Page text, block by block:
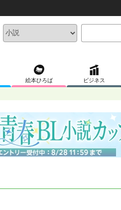
絵本ひろば ビジネス